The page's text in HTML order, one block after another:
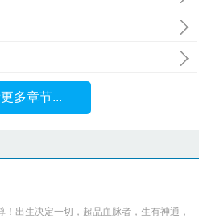
多章节...
！出生决定一切，超品血脉者，生有神通，